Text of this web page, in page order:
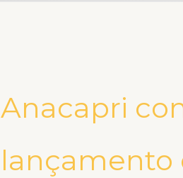
Anacapri
lançamento